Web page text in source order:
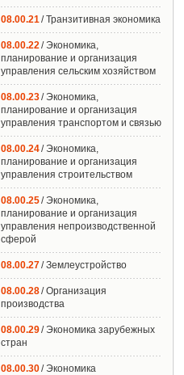
08.00.21/ Транзитивная экономика
08.00.22/ Экономика,
планирование и организация
управления сельским хозяйством
08.00.23/ Экономика,
планирование и организация
управления транспортом и связью
08.00.24/ Экономика,
планирование и организация
управления строительством
08.00.25/ Экономика,
планирование и организация
управления непроизводственной
сферой
08.00.27/ Землеустройство
08.00.28/ Организация
производства
08.00.29/ Экономика зарубежных
стран
08.00.30/ Экономика